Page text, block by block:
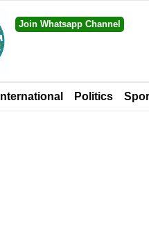
Join Whatsapp Channel
International Politics